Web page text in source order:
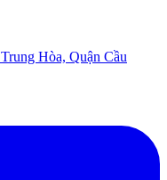
Hòa, Quận Cầu